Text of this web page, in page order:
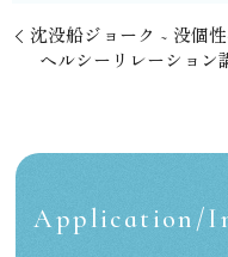
沈没船ジョーク ~ 没個性
ヘルシーリレーション
Application/